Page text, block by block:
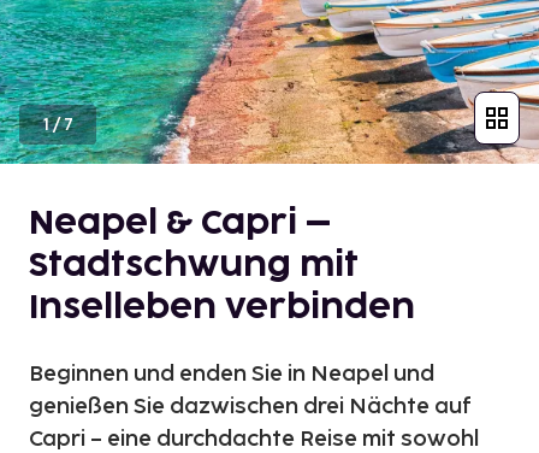
1/7
Neapel & Capri –
Stadtschwung mit
Inselleben verbinden
Beginnen und enden Sie in Neapel und
genießen Sie dazwischen drei Nächte auf
Capri – eine durchdachte Reise mit sowohl